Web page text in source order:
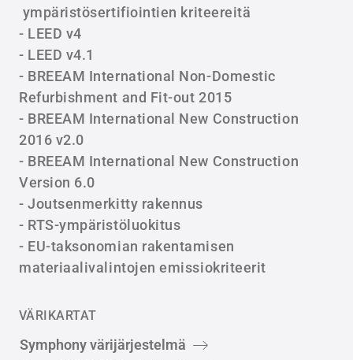
ympäristösertifiointien kriteereitä
- LEED v4
- LEED v4.1
- BREEAM International Non-Domestic
Refurbishment and Fit-out 2015
- BREEAM International New Construction
2016 v2.0
- BREEAM International New Construction
Version 6.0
- Joutsenmerkitty rakennus
- RTS-ympäristöluokitus
- EU-taksonomian rakentamisen
materiaalivalintojen emissiokriteerit
VÄRIKARTAT
Symphony värijärjestelmä